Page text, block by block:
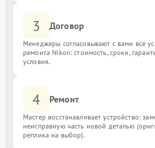
3 Договор
Менеджеры согласовывают с вами все
ремонта Nikon: стоимость, сроки,
условия.
4 Ремонт
Мастер восстанавливает устройство:
неисправную часть новой деталью
реплика на выбор).